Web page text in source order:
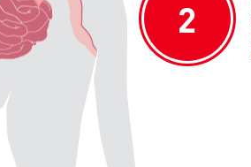
2